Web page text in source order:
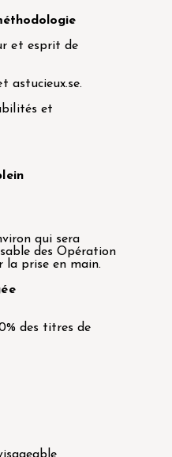
et esprit de
astucieux.se.
et
qui sera
des Opération
prise en main.
des titres de